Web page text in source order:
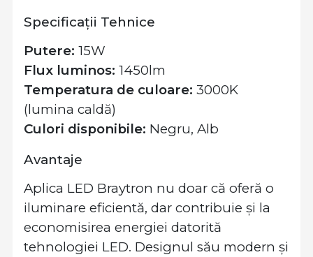
Specificații Tehnice
Putere: 15W
Flux luminos: 1450lm
Temperatura de culoare: 3000K
(lumina caldă)
Culori disponibile: Negru, Alb
Avantaje
Aplica LED Braytron nu doar că oferă o
iluminare eficientă, dar contribuie și la
economisirea energiei datorită
tehnologiei LED. Designul său modern și